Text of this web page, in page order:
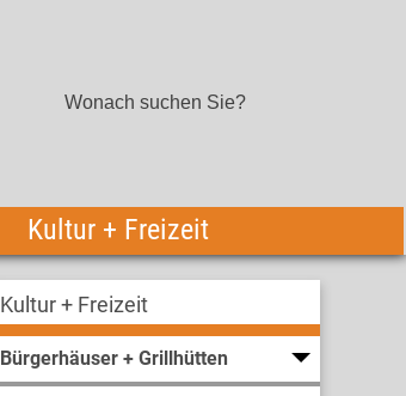
Kultur + Freizeit
Kultur + Freizeit
Bürgerhäuser + Grillhütten